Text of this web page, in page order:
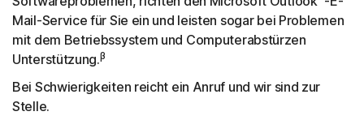
Mail-Service für Sie ein und leisten sogar bei Problemen
mit dem Betriebssystem und Computerabstürzen
Unterstützung.β
Bei Schwierigkeiten reicht ein Anruf und wir sind zur
Stelle.